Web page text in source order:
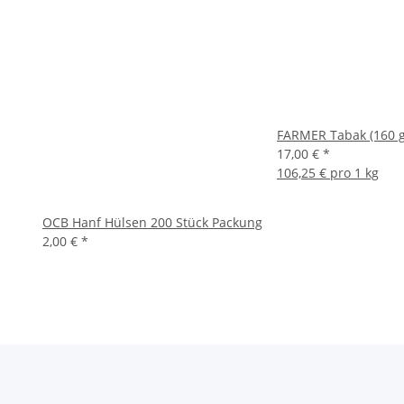
OCB Hanf Hülsen 200 Stück Packung
2,00 € *
FARMER Tabak (160
17,00 € *
106,25 € pro 1 kg